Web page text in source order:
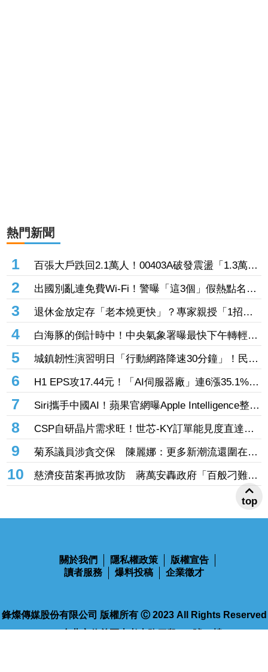
熱門新聞
1
百張大戶跌回2.1萬人！00403A破發震盪「1.3萬人
脫手不要了」 外資反搶23.6萬張入手
2
出國別亂連免費Wi-Fi！警曝「這3個」假熱點名
稱 小心信用卡個資、帳密一秒遭偷走
3
退休金放定存「老本燒更快」？專家親授「1招」
抗通膨 65歲股票推薦配置曝光
4
白海豚的倒計時中！中央氣象署曝最快下午轉輕
颱 但「1地」可能出現局部大雨
5
城鎮韌性演習明日「行動網路降速30分鐘」！民眾
反應冷淡 美媒嘆警報聲不夠大
6
H1 EPS攻17.44元！「AI伺服器廠」連6漲35.1%
輝達GB300、Vera Rubin挹注訂單看到明年
7
Siri攜手中國AI！蘋果官網曝Apple Intelligence整合
阿里「千問」 手冊上線不到一天撤了
8
CSP自研晶片需求旺！世芯-KY訂單能見度直達
2027年底 3奈米晶片放量、2奈米準備接棒
9
菊系議員涉貪交保 陳麗娜：更多新潮流還圍在賴
瑞隆身邊等著掌權
10
慈濟疫苗案再掀攻防 蔣萬安轟政府「百般刁難」
民間自購：慘痛經驗不會忘記
關於我們 隱私權政策
版權宣告
讀者服務
爆料投稿 企業徵才
鋒燦傳媒股份有限公司 版權所有 Ⓒ 2023 All Rights Reserved
top